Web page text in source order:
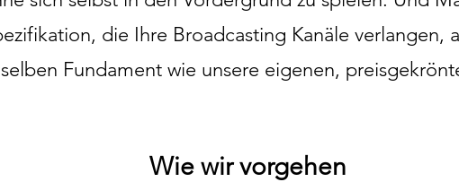
die Ihre Broadcasting Kanäle verlangen,
Fundament wie unsere eigenen,
Wie wir vorgehen